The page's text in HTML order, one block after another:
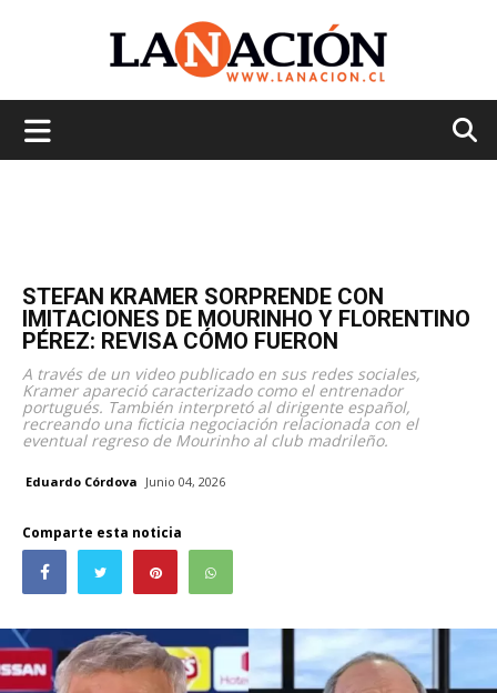
STEFAN KRAMER SORPRENDE CON
IMITACIONES DE MOURINHO Y FLORENTINO
PÉREZ: REVISA CÓMO FUERON
A través de un video publicado en sus redes sociales,
Kramer apareció caracterizado como el entrenador
portugués. También interpretó al dirigente español,
recreando una ficticia negociación relacionada con el
eventual regreso de Mourinho al club madrileño.
Eduardo Córdova Junio 04, 2026
Comparte esta noticia